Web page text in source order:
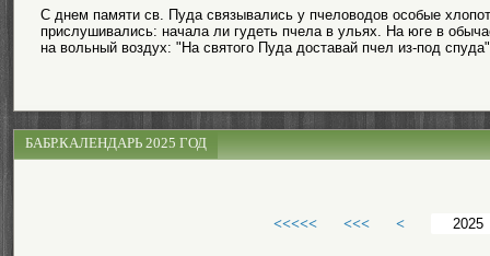
С днем памяти св. Пуда связывались у пчеловодов особые
прислушивались: начала ли гудеть пчела в ульях. На юге в
на вольный воздух: "На святого Пуда доставай пчел из-под
БАБР.КАЛЕНДАРЬ 2025 ГОД
<<<<< <<< <